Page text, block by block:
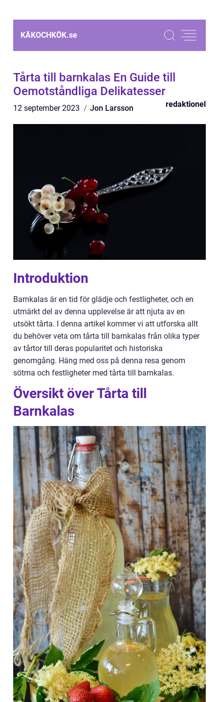
KÄKOCHKÖK.se
Tårta till barnkalas En Guide till
Oemotståndliga Delikatesser
12 september 2023 Jon Larsson redaktionel
Introduktion
Barnkalas är en tid för glädje och festligheter, och en
utmärkt del av denna upplevelse är att njuta av en
utsökt tårta. I denna artikel kommer vi att utforska allt
du behöver veta om tårta till barnkalas från olika typer
av tårtor till deras popularitet och historiska
genomgång. Häng med oss på denna resa genom
sötma och festligheter med tårta till barnkalas.
Översikt över Tårta till
Barnkalas